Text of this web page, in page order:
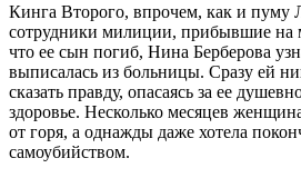
Кинга Второго, впрочем, как и пуму
сотрудники милиции, прибывшие на
что ее сын погиб, Нина Берберова
выписалась из больницы. Сразу ей
сказать правду, опасаясь за ее
здоровье. Несколько месяцев
от горя, а однажды даже хотела
самоубийством.